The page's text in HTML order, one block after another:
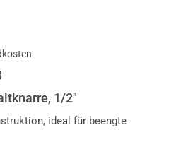
1/2″
ideal für beengte